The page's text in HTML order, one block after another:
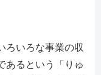
ろいろな事業の収
あるという「りゅ